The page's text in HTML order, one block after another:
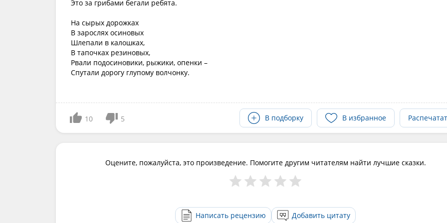
Это за грибами бегали ребята.
На сырых дорожках
В зарослях осиновых
Шлепали в калошках,
В тапочках резиновых,
Рвали подосиновики, рыжики, опенки –
Спутали дорогу глупому волчонку.
10 5 В подборку В избранное
Оцените, пожалуйста, это произведение. Помогите другим читателям найти лучшие сказки.
Написать рецензию Добавить цитату